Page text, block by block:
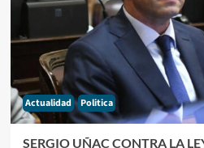
Actualidad Politica
SERGIO UÑAC CONTRA LA